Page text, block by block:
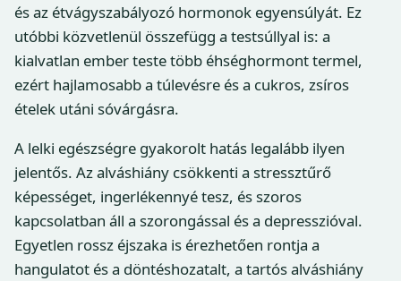
és az étvágyszabályozó hormonok egyensúlyát. Ez
utóbbi közvetlenül összefügg a testsúllyal is: a
kialvatlan ember teste több éhséghormont termel,
ezért hajlamosabb a túlevésre és a cukros, zsíros
ételek utáni sóvárgásra.
A lelki egészségre gyakorolt hatás legalább ilyen
jelentős. Az alváshiány csökkenti a stressztűrő
képességet, ingerlékennyé tesz, és szoros
kapcsolatban áll a szorongással és a depresszióval.
Egyetlen rossz éjszaka is érezhetően rontja a
hangulatot és a döntéshozatalt, a tartós alváshiány